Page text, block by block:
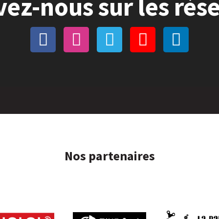
nous sur les
Nos partenaires